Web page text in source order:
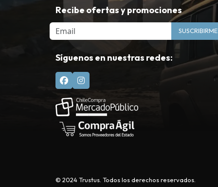
Recibe ofertas y promociones
Email SUSCRIBIRME
Síguenos en nuestras redes:
© 2024 Trustus. Todos los derechos reservados.